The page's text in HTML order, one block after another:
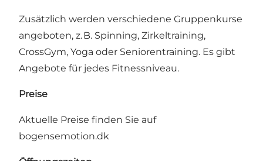
Zusätzlich werden verschiedene Gruppenkurse
angeboten, z. B. Spinning, Zirkeltraining,
CrossGym, Yoga oder Seniorentraining. Es gibt
Angebote für jedes Fitnessniveau.
Preise
Aktuelle Preise finden Sie auf
bogensemotion.dk